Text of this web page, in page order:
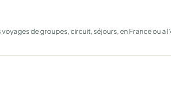
de groupes, circuit, séjours, en France ou